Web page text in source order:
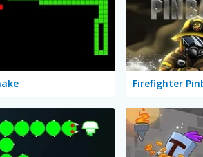
Firefighter